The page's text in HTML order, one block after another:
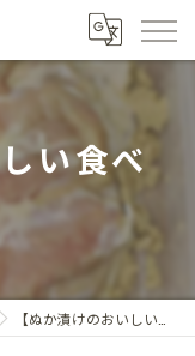
い食べ
【ぬか漬けのおいしい食べ方】